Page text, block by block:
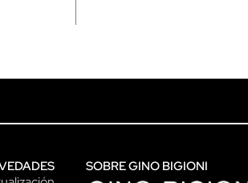
SOBRE GINO BIGIONI